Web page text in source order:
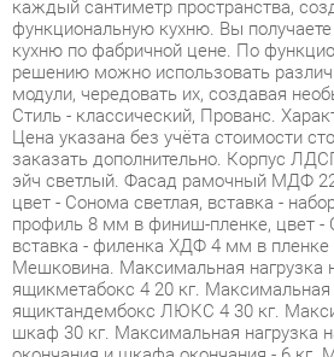
модули, чередовать их, создавая
Стиль - классический, Прованс.
Цена указана без учёта стоимости
заказать дополнительно. Корпус
эйч светлый. Фасад рамочный МДФ 22
цвет - Сонома светлая, вставка -
профиль 8 мм в финиш-пленке, цвет -
вставка - филенка ХДФ 4 мм в пленке
Мешковина. Максимальная нагрузка
ящикметабокс 4 20 кг. Максимальная
ящиктандембокс ЛЮКС 4 30 кг.
шкаф 30 кг. Максимальная нагрузка
окончания и шкафа окончания - 6 кг.
на полку ЛДСП - 15 кг. На стеклополку -
крепится с помощью универсального
комплекте. Крепежная фурнитура для
дополнительно.